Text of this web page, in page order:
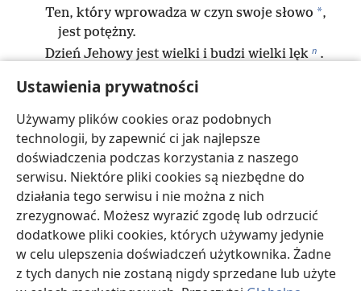
Ustawienia prywatności
Używamy plików cookies oraz podobnych
technologii, by zapewnić ci jak najlepsze
doświadczenia podczas korzystania z naszego
serwisu. Niektóre pliki cookies są niezbędne do
działania tego serwisu i nie można z nich
zrezygnować. Możesz wyrazić zgodę lub odrzucić
dodatkowe pliki cookies, których używamy jedynie
w celu ulepszenia doświadczeń użytkownika. Żadne
z tych danych nie zostaną nigdy sprzedane lub użyte
Ten, który wprowadza w czyn swoje słowo *,
jest potężny.
Dzień Jehowy jest wielki i budzi wielki lęk n .
12
„Teraz więc”, oświadcza Jehowa, „wróćcie do
mnie całym swoim sercem p ,
poszcząc q , płacząc i lamentując”.
13 „Rozdzierajcie swoje serca r , a nie szaty s
i wróćcie do Jehowy, swojego Boga,
bo jest współczujący * i miłosierny,
nieskłonny do gniewu * t i pełen lojalnej
miłości u —
a zmieni decyzję
i nie sprowadzi
nieszczęścia.